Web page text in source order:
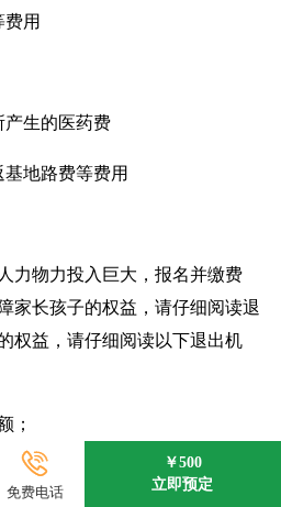
费用
产生的医药费
基地路费等费用
力物力投入巨大，报名并缴费
家长孩子的权益，请仔细阅读退
权益，请仔细阅读以下退出机
；
免费电话
￥500
立即预定